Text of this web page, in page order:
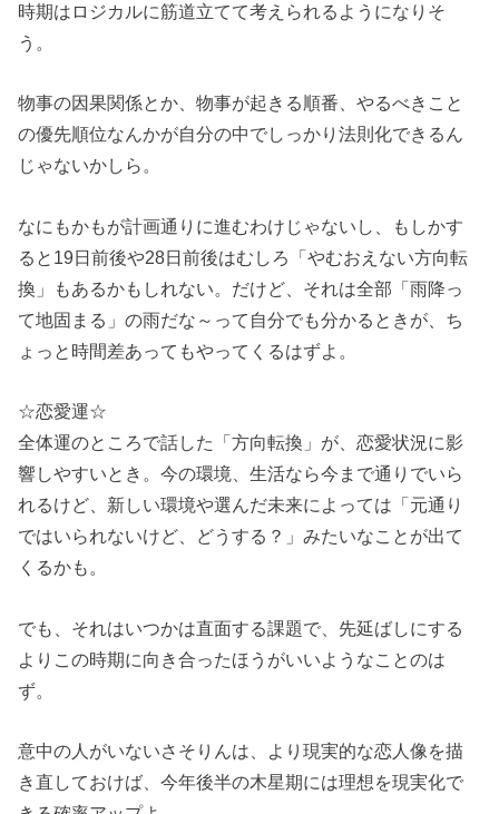
時期はロジカルに筋道立てて考えられるようになりそ
う。
物事の因果関係とか、物事が起きる順番、やるべきこと
の優先順位なんかが自分の中でしっかり法則化できるん
じゃないかしら。
なにもかもが計画通りに進むわけじゃないし、もしかす
ると19日前後や28日前後はむしろ「やむおえない方向転
換」もあるかもしれない。だけど、それは全部「雨降っ
て地固まる」の雨だな～って自分でも分かるときが、ち
ょっと時間差あってもやってくるはずよ。
☆恋愛運☆
全体運のところで話した「方向転換」が、恋愛状況に影
響しやすいとき。今の環境、生活なら今まで通りでいら
れるけど、新しい環境や選んだ未来によっては「元通り
ではいられないけど、どうする？」みたいなことが出て
くるかも。
でも、それはいつかは直面する課題で、先延ばしにする
よりこの時期に向き合ったほうがいいようなことのは
ず。
意中の人がいないさそりんは、より現実的な恋人像を描
き直しておけば、今年後半の木星期には理想を現実化で